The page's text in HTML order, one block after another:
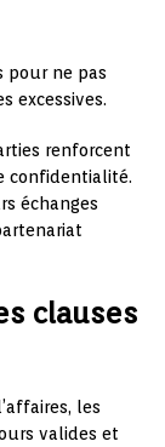
pour ne pas
excessives.
renforcent
confidentialité.
échanges
clauses
les
valides et